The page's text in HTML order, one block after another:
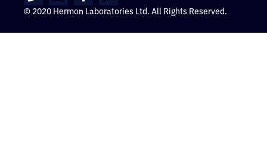
© 2020 Hermon Laboratories Ltd. All Rights Reserved.